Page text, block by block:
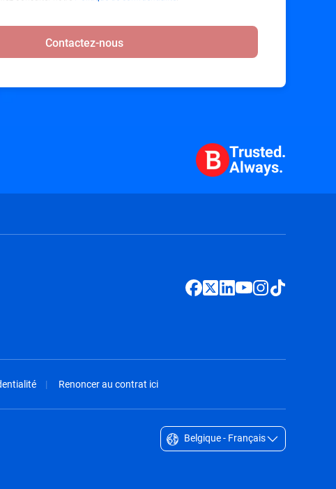
Contactez-nous
Trusted.
Always.
Renoncer au contrat ici
Belgique - Français